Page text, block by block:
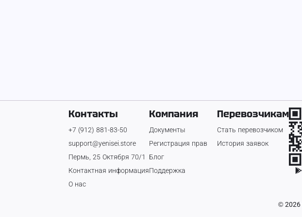
Контакты
+7 (912) 881-83-50
support@yenisei.store
Пермь, 25 Октября 70/1
Контактная информация
О нас
Компания
Документы
Регистрация прав
Блог
Поддержка
Перевозчикам
Стать перевозчиком
История заявок
© 2026